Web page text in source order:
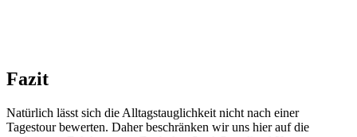
Fazit
Natürlich lässt sich die Alltagstauglichkeit nicht nach einer
Tagestour bewerten. Daher beschränken wir uns hier auf die